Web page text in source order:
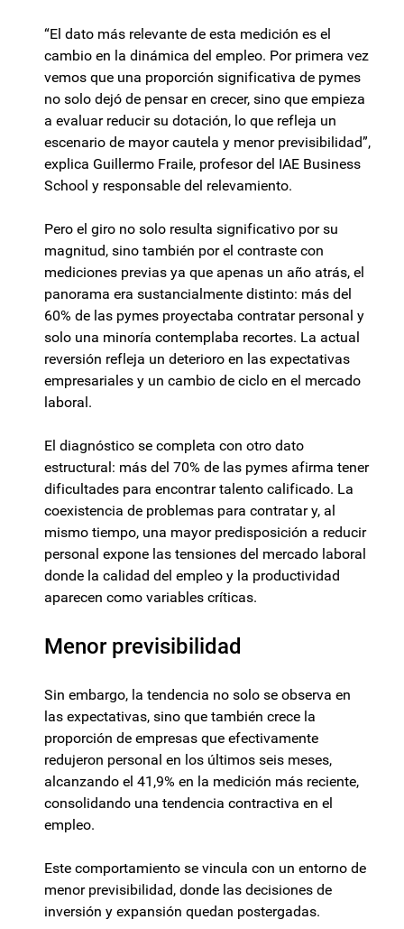
“El dato más relevante de esta medición es el
cambio en la dinámica del empleo. Por primera vez
vemos que una proporción significativa de pymes
no solo dejó de pensar en crecer, sino que empieza
a evaluar reducir su dotación, lo que refleja un
escenario de mayor cautela y menor previsibilidad”,
explica Guillermo Fraile, profesor del IAE Business
School y responsable del relevamiento.
Pero el giro no solo resulta significativo por su
magnitud, sino también por el contraste con
mediciones previas ya que apenas un año atrás, el
panorama era sustancialmente distinto: más del
60% de las pymes proyectaba contratar personal y
solo una minoría contemplaba recortes. La actual
reversión refleja un deterioro en las expectativas
empresariales y un cambio de ciclo en el mercado
laboral.
El diagnóstico se completa con otro dato
estructural: más del 70% de las pymes afirma tener
dificultades para encontrar talento calificado. La
coexistencia de problemas para contratar y, al
mismo tiempo, una mayor predisposición a reducir
personal expone las tensiones del mercado laboral
donde la calidad del empleo y la productividad
aparecen como variables críticas.
Menor previsibilidad
Sin embargo, la tendencia no solo se observa en
las expectativas, sino que también crece la
proporción de empresas que efectivamente
redujeron personal en los últimos seis meses,
alcanzando el 41,9% en la medición más reciente,
consolidando una tendencia contractiva en el
empleo.
Este comportamiento se vincula con un entorno de
menor previsibilidad, donde las decisiones de
inversión y expansión quedan postergadas.